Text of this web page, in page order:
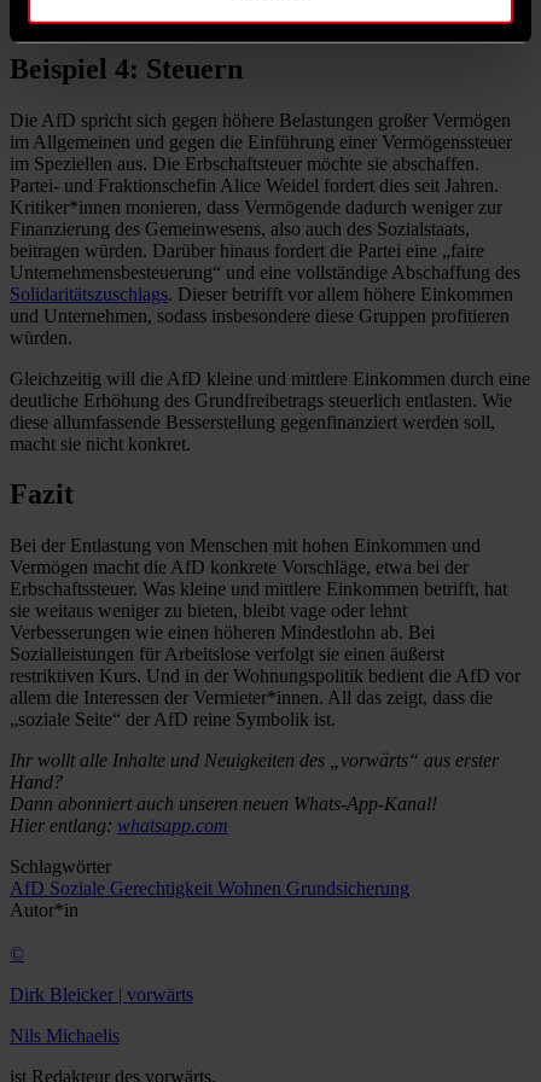
Abgaben entlastet werden. Details dazu blieb er schuldig.
Beispiel 4: Steuern
Die AfD spricht sich gegen höhere Belastungen großer Vermögen
im Allgemeinen und gegen die Einführung einer Vermögenssteuer
im Speziellen aus. Die Erbschaftsteuer möchte sie abschaffen.
Partei- und Fraktionschefin Alice Weidel fordert dies seit Jahren.
Kritiker*innen monieren, dass Vermögende dadurch weniger zur
Finanzierung des Gemeinwesens, also auch des Sozialstaats,
beitragen würden. Darüber hinaus fordert die Partei eine „faire
Unternehmensbesteuerung“ und eine vollständige Abschaffung des
Solidaritätszuschlags. Dieser betrifft vor allem höhere Einkommen
und Unternehmen, sodass insbesondere diese Gruppen profitieren
würden.
Gleichzeitig will die AfD kleine und mittlere Einkommen durch eine
deutliche Erhöhung des Grundfreibetrags steuerlich entlasten. Wie
diese allumfassende Besserstellung gegenfinanziert werden soll,
macht sie nicht konkret.
Fazit
Bei der Entlastung von Menschen mit hohen Einkommen und
Vermögen macht die AfD konkrete Vorschläge, etwa bei der
Erbschaftssteuer. Was kleine und mittlere Einkommen betrifft, hat
sie weitaus weniger zu bieten, bleibt vage oder lehnt
Verbesserungen wie einen höheren Mindestlohn ab. Bei
Sozialleistungen für Arbeitslose verfolgt sie einen äußerst
restriktiven Kurs. Und in der Wohnungspolitik bedient die AfD vor
allem die Interessen der Vermieter*innen. All das zeigt, dass die
„soziale Seite“ der AfD reine Symbolik ist.
Ihr wollt alle Inhalte und Neuigkeiten des „vorwärts“ aus erster
Hand?
Dann abonniert auch unseren neuen Whats-App-Kanal!
Hier entlang: whatsapp.com
Schlagwörter
AfD Soziale Gerechtigkeit Wohnen Grundsicherung
Autor*in
©
Dirk Bleicker | vorwärts
Nils Michaelis
ist Redakteur des vorwärts.